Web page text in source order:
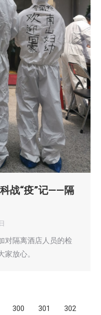
战“疫”记——隔
对隔离酒店人员的检
放心。
300 301 302